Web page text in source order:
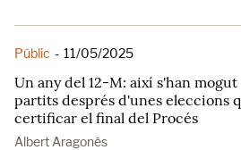
Públic - 11/05/2025
Un any del 12-M: així s'han mogut
partits després d'unes eleccions
certificar el final del Procés
Albert Aragonès